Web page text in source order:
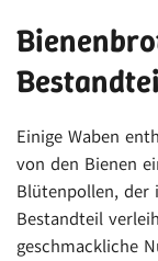
Einige Waben
von den Bienen
Blütenpollen, der
Bestandteil
geschmackliche